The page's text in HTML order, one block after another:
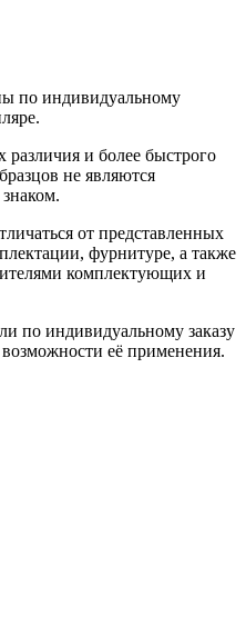
по индивидуальному
и более быстрого
не являются
от представленных
фурнитуре, а также
комплектующих и
по индивидуальному заказу
её применения.